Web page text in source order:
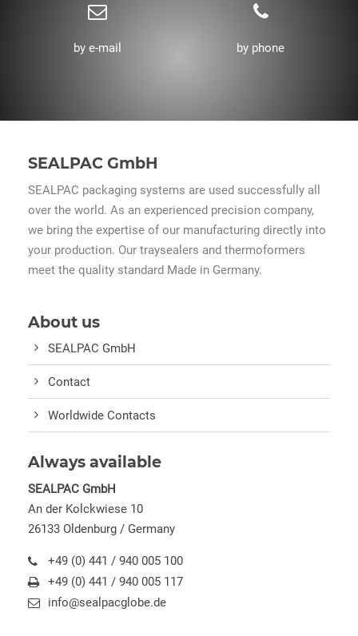
by e-mail by phone
SEALPAC GmbH
SEALPAC packaging systems are used successfully all
over the world. As an experienced precision company,
we bring the expertise of our manufacturing directly into
your production. Our traysealers and thermoformers
meet the quality standard Made in Germany.
About us
SEALPAC GmbH
Contact
Worldwide Contacts
Always available
SEALPAC GmbH
An der Kolckwiese 10
26133 Oldenburg / Germany
+49 (0) 441 / 940 005 100
+49 (0) 441 / 940 005 117
info@sealpacglobe.de